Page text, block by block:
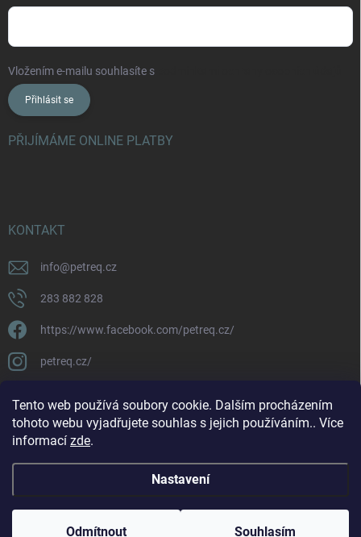
Tento web používá soubory cookie. Dalším procházením
tohoto webu vyjadřujete souhlas s jejich používáním.. Více
informací zde.
Nastavení
Odmítnout Souhlasím
Vložením e-mailu souhlasíte s
Přihlásit se
PŘIJÍMÁME ONLINE PLATBY
KONTAKT
info@petreq.cz
283 882 828
https://www.facebook.com/petreq.cz/
petreq.cz/
Copyright 2026 . Všechna práva vyhrazena.